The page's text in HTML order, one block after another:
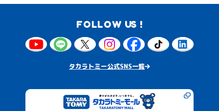
FOLLOW US !
タカラトミー公式SNS一覧